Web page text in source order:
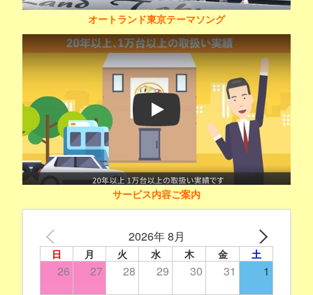
オートランド東京テーマソング
Play
サービス内容ご案内
2026年 8月
日 月 火 水 木 金 土
26 27 28 29 30 31 1